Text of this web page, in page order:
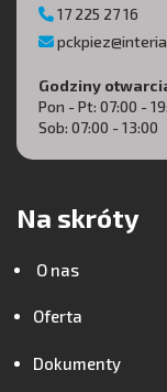
17 225 27 16
Godziny
Pon - Pt: 07:00 -
Sob: 07:00 - 13:00
Na skróty
O nas
Oferta
Dokumenty